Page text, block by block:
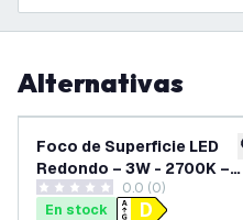
Alternativas
Foco de Superficie LED
Redondo – 3W - 2700K –
Ø80 mm – Blanco
0 estrellas de puntuación
0.0 (0)
En stock